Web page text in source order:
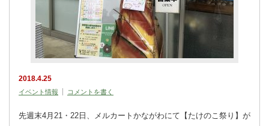
2018.4.25
イベント情報 コメントを書く
先週末4月21・22日、メルカートかながわにて【たけのこ祭り】が